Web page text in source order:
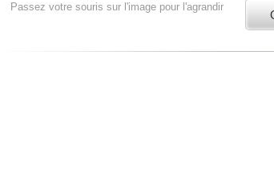
Passez votre souris sur l'image pour l'agrandir